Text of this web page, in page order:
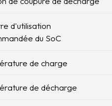
d'utilisation
du SoC
de charge
de décharge